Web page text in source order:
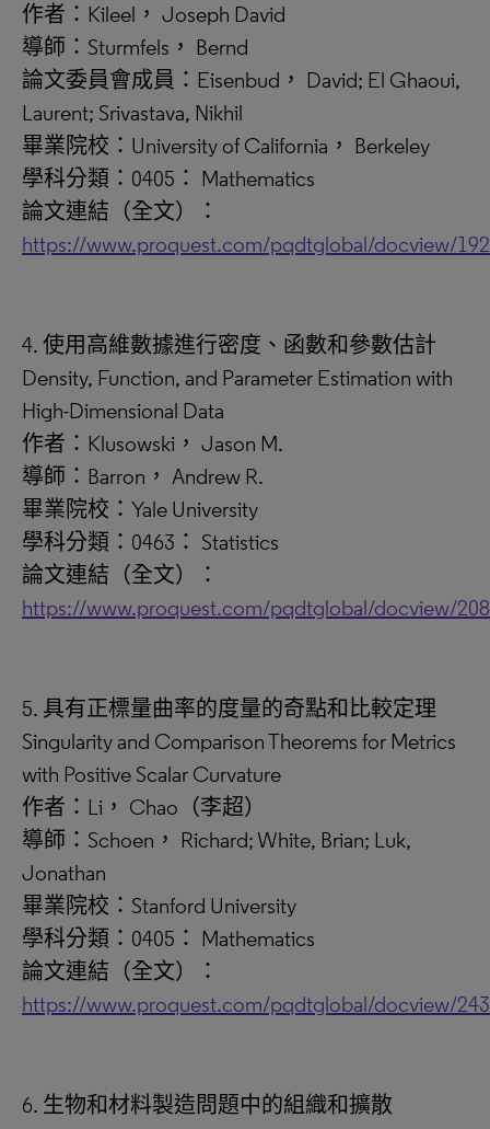
作者：Kileel， Joseph David
導師：Sturmfels， Bernd
論文委員會成員：Eisenbud， David; El Ghaoui,
Laurent; Srivastava, Nikhil
畢業院校：University of California， Berkeley
學科分類：0405： Mathematics
論文連結（全文）：
https://www.proquest.com/pqdtglobal/docview/
4. 使用高維數據進行密度、函數和參數估計
Density, Function, and Parameter Estimation with
High-Dimensional Data
作者：Klusowski， Jason M.
導師：Barron， Andrew R.
畢業院校：Yale University
學科分類：0463： Statistics
論文連結（全文）：
https://www.proquest.com/pqdtglobal/docview/
5. 具有正標量曲率的度量的奇點和比較定理
Singularity and Comparison Theorems for Metrics
with Positive Scalar Curvature
作者：Li， Chao（李超）
導師：Schoen， Richard; White, Brian; Luk,
Jonathan
畢業院校：Stanford University
學科分類：0405： Mathematics
論文連結（全文）：
https://www.proquest.com/pqdtglobal/docview/
6. 生物和材料製造問題中的組織和擴散